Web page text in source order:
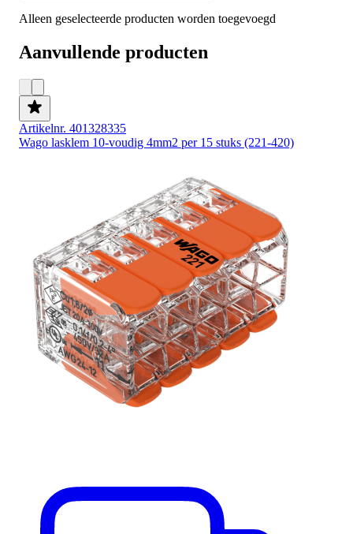
Alleen geselecteerde producten worden toegevoegd
Aanvullende producten
Artikelnr. 401328335
Wago lasklem 10-voudig 4mm2 per 15 stuks (221-420)